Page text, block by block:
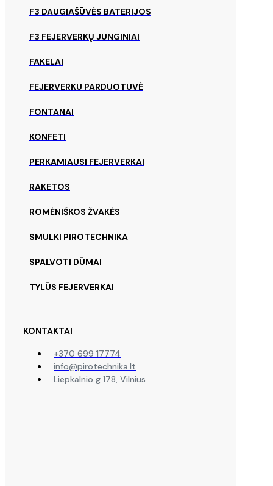
F3 DAUGIAŠŪVĖS BATERIJOS
F3 FEJERVERKŲ JUNGINIAI
FAKELAI
FEJERVERKU PARDUOTUVĖ
FONTANAI
KONFETI
PERKAMIAUSI FEJERVERKAI
RAKETOS
ROMĖNIŠKOS ŽVAKĖS
SMULKI PIROTECHNIKA
SPALVOTI DŪMAI
TYLŪS FEJERVERKAI
KONTAKTAI
+370 699 17774
info@pirotechnika.lt
Liepkalnio g 178, Vilnius